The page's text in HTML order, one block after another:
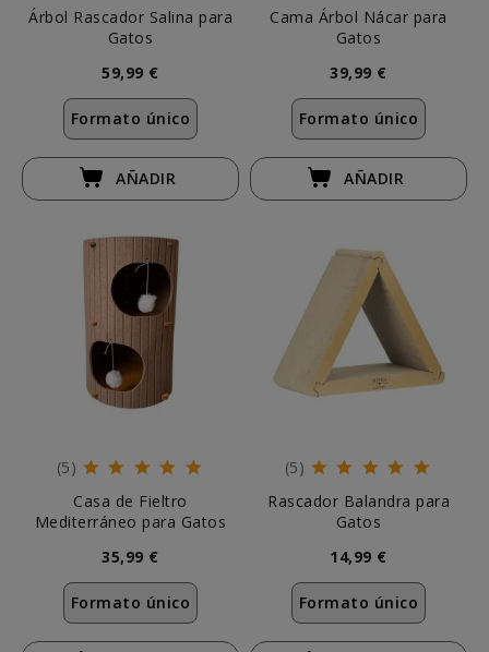
Árbol Rascador Salina para
Gatos
59,99 €
Formato único
AÑADIR
Cama Árbol Nácar para
Gatos
39,99 €
Formato único
AÑADIR
(5)
Casa de Fieltro
Mediterráneo para Gatos
35,99 €
Formato único
(5)
Rascador Balandra para
Gatos
14,99 €
Formato único